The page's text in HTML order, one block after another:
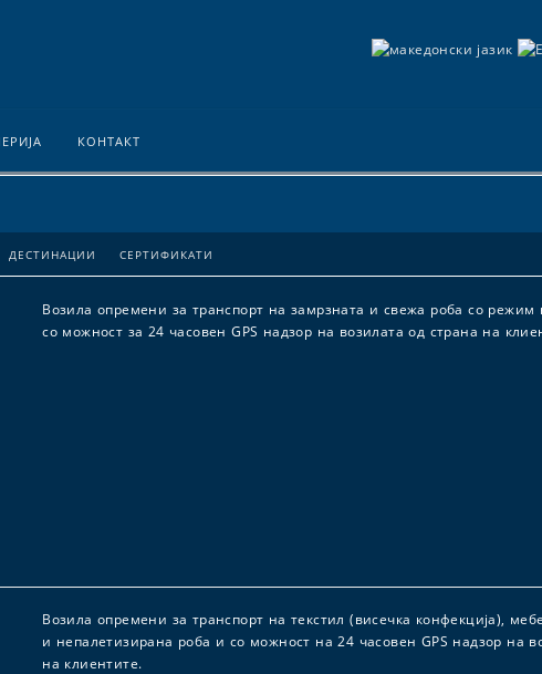
КОНТАКТ
ДЕСТИНАЦИИ СЕРТИФИКАТИ
Возила опремени за транспорт на замрзната и свежа роба со
со можност за 24 часовен GPS надзор на возилата од страна на
Возила опремени за транспорт на текстил (висечка конфекција),
и непалетизирана роба и со можност на 24 часовен GPS надзор на
на клиентите.